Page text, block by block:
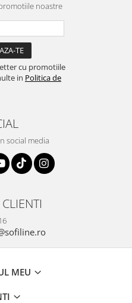
noastre
cu promotiile
in Politica de
social media
MEU